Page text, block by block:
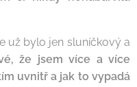
už bylo jen sluníčkový a
že jsem více a více
uvnitř a jak to vypadá